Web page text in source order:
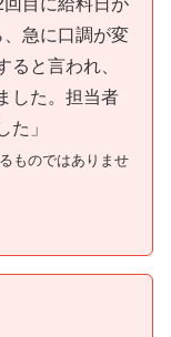
急に口調が変
ると言われ、
した。担当者
た」
ものではありませ